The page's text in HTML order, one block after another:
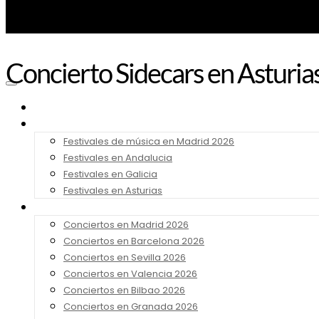
Festivales de música en Madrid 2026
Festivales en Andalucia
Festivales en Galicia
Festivales en Asturias
Conciertos en Madrid 2026
Conciertos en Barcelona 2026
Conciertos en Sevilla 2026
Conciertos en Valencia 2026
Conciertos en Bilbao 2026
Conciertos en Granada 2026
Concierto Sidecars en